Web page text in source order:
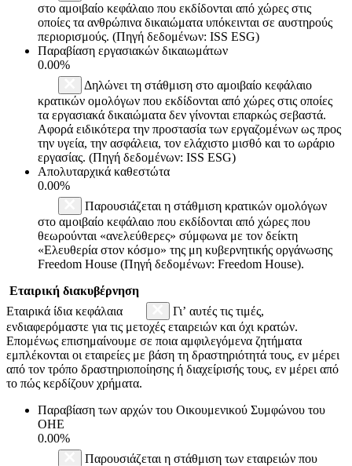
στο αμοιβαίο κεφάλαιο που εκδίδονται από χώρες στις
οποίες τα ανθρώπινα δικαιώματα υπόκεινται σε αυστηρούς
περιορισμούς. (Πηγή δεδομένων: ISS ESG)
Παραβίαση εργασιακών δικαιωμάτων
0.00%
Δηλώνει τη στάθμιση στο αμοιβαίο κεφάλαιο
κρατικών ομολόγων που εκδίδονται από χώρες στις οποίες
τα εργασιακά δικαιώματα δεν γίνονται επαρκώς σεβαστά.
Αφορά ειδικότερα την προστασία των εργαζομένων ως προς
την υγεία, την ασφάλεια, τον ελάχιστο μισθό και το ωράριο
εργασίας. (Πηγή δεδομένων: ISS ESG)
Απολυταρχικά καθεστώτα
0.00%
Παρουσιάζεται η στάθμιση κρατικών ομολόγων
στο αμοιβαίο κεφάλαιο που εκδίδονται από χώρες που
θεωρούνται «ανελεύθερες» σύμφωνα με τον δείκτη
«Ελευθερία στον κόσμο» της μη κυβερνητικής οργάνωσης
Freedom House (Πηγή δεδομένων: Freedom House).
Εταιρική διακυβέρνηση
Εταιρικά ίδια κεφάλαια
Γι’ αυτές τις τιμές,
ενδιαφερόμαστε για τις μετοχές εταιρειών και όχι κρατών.
Επομένως επισημαίνουμε σε ποια αμφιλεγόμενα ζητήματα
εμπλέκονται οι εταιρείες με βάση τη δραστηριότητά τους, εν μέρει
από τον τρόπο δραστηριοποίησης ή διαχείρισής τους, εν μέρει από
το πώς κερδίζουν χρήματα.
Παραβίαση των αρχών του Οικουμενικού Συμφώνου του
ΟΗΕ
0.00%
Παρουσιάζεται η στάθμιση των εταιρειών που